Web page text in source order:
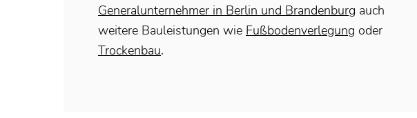
Generalunternehmer in Berlin und Brandenburg auch
weitere Bauleistungen wie Fußbodenverlegung oder
Trockenbau.